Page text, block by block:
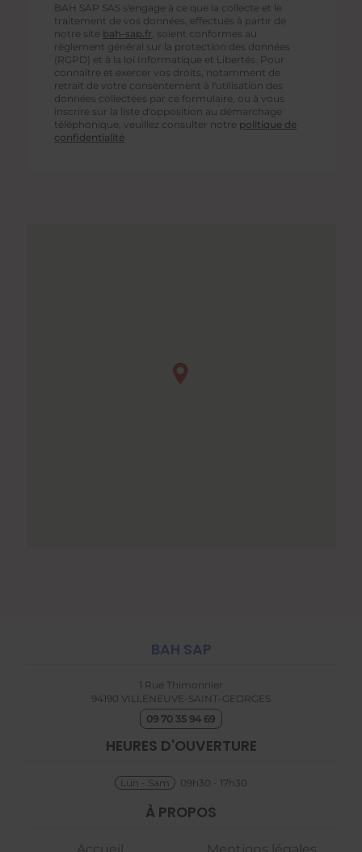
BAH SAP SAS s'engage à ce que la collecte et le
traitement de vos données, effectués à partir de
notre site bah-sap.fr , soient conformes au
règlement général sur la protection des données
(RGPD) et à la loi Informatique et Libertés. Pour
connaître et exercer vos droits, notamment de
retrait de votre consentement à l'utilisation des
données collectées par ce formulaire, ou à vous
inscrire sur la liste d'opposition au démarchage
téléphonique, veuillez consulter notre politique de
confidentialité
BAH SAP
1 Rue Thimonnier
94190 VILLENEUVE-SAINT-GEORGES
09 70 35 94 69
À PROPOS
Accueil Mentions légales
HEURES D'OUVERTURE
Lun - Sam 09h30 - 17h30